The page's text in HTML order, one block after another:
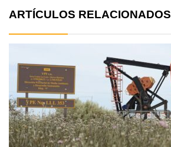
ARTÍCULOS RELACIONADOS